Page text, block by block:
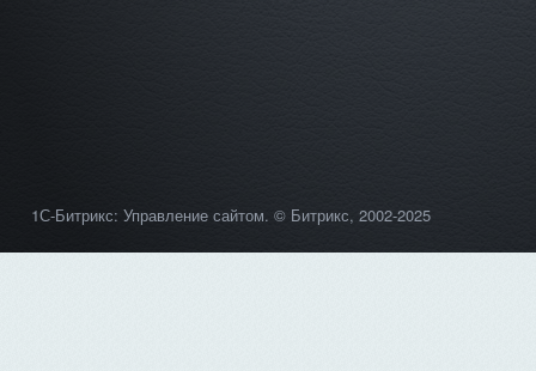
1С-Битрикс: Управление сайтом. © Битрикс, 2002-2025